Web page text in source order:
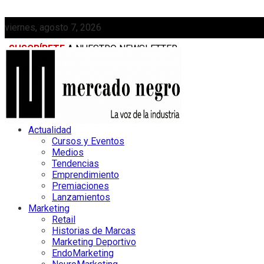
viernes, agosto 7, 2026
SUSCRÍBETE A NUESTRO NEWSLETTER
MEDIAKIT
Actualidad
Cursos y Eventos
Medios
Tendencias
Emprendimiento
Premiaciones
Lanzamientos
Marketing
Retail
Historias de Marcas
Marketing Deportivo
EndoMarketing